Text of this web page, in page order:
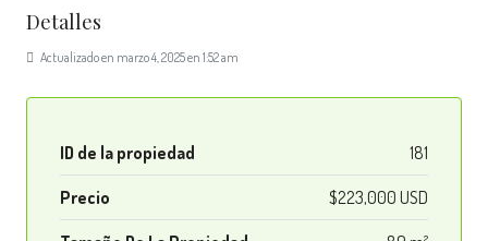
Detalles
Actualizado en marzo 4, 2025 en 1:52 am
ID de la propiedad 181
Precio $223,000 USD